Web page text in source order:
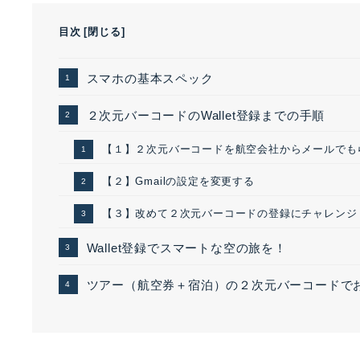
目次 [閉じる]
スマホの基本スペック
２次元バーコードのWallet登録までの手順
【１】２次元バーコードを航空会社からメールでも
【２】Gmailの設定を変更する
【３】改めて２次元バーコードの登録にチャレンジ
Wallet登録でスマートな空の旅を！
ツアー（航空券＋宿泊）の２次元バーコードで